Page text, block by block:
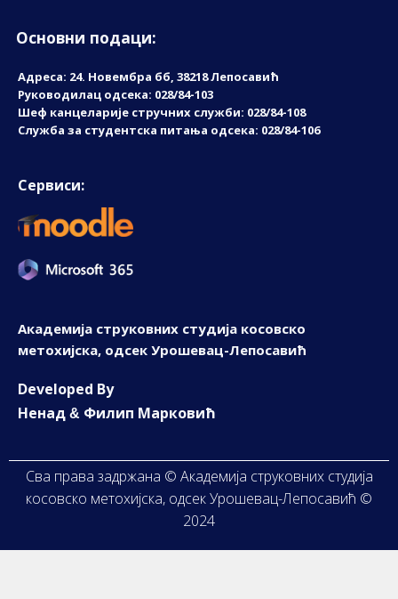
Основни подаци:
Адреса: 24. Новембрa бб, 38218 Лепосавић
Руководилац одсека: 028/84-103
Шеф канцеларије стручних служби: 028/84-108
Служба за студентска питања одсека: 028/84-106
Сервиси:
Академија струковних студија косовско
метохијска, одсек Урошевац-Лепосавић
Developed By
Ненад & Филип Марковић
Сва права задржана © Академија струковних студија
косовско метохијска, одсек Урошевац-Лепосавић ©
2024